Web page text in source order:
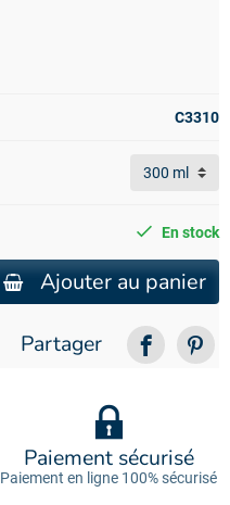
C3310
En stock
Ajouter au panier
Partager
Paiement sécurisé
Paiement en ligne 100% sécurisé